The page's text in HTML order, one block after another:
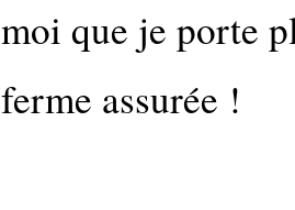
moi que je porte
ferme assurée !